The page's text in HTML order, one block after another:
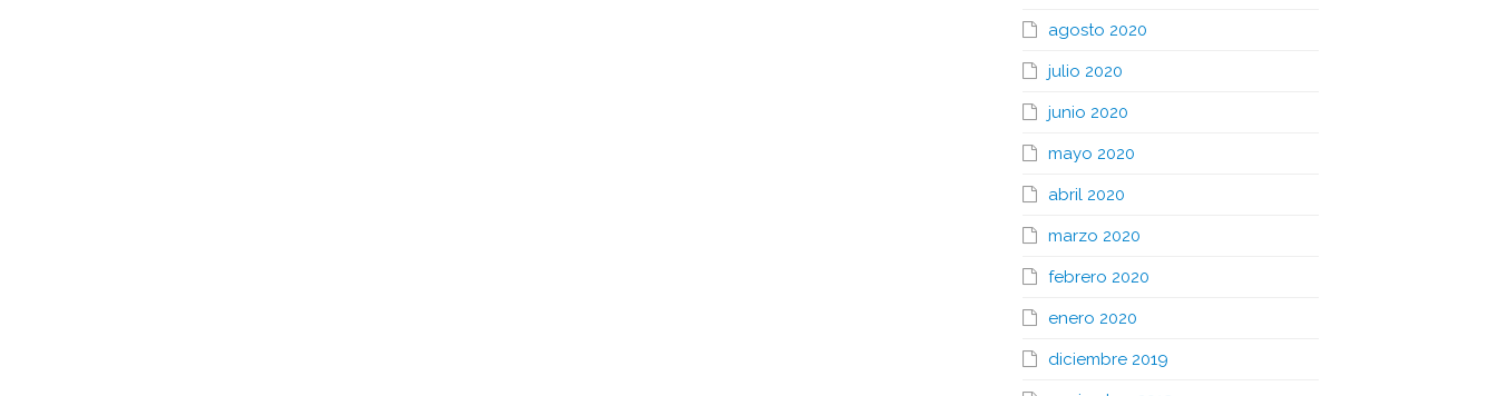
agosto 2020
julio 2020
junio 2020
mayo 2020
abril 2020
marzo 2020
febrero 2020
enero 2020
diciembre 2019